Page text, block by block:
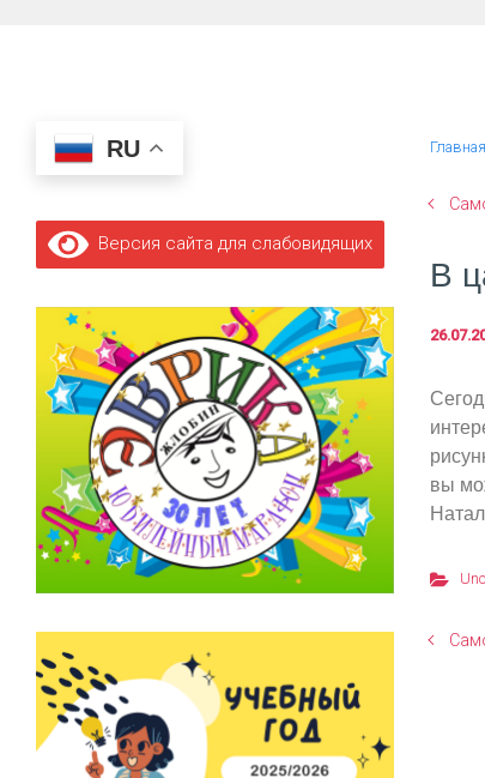
Главная
В
вы
RU
Версия сайта для слабовидящих